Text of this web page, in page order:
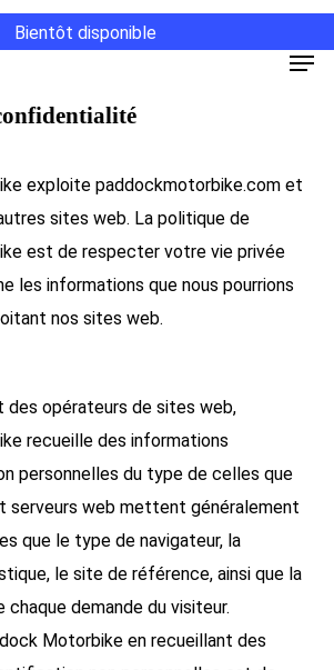
Bientôt disponible
exploite paddockmotorbike.com et
sites web. La politique de
est de respecter votre vie privée
les informations que nous pourrions
nos sites web.
des opérateurs de sites web,
recueille des informations
personnelles du type de celles que
serveurs web mettent généralement
que le type de navigateur, la
le site de référence, ainsi que la
demande du visiteur.
Motorbike en recueillant des